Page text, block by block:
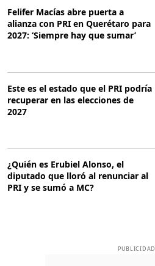
Felifer Macías abre puerta a
alianza con PRI en Querétaro para
2027: ‘Siempre hay que sumar’
Este es el estado que el PRI podría
recuperar en las elecciones de
2027
¿Quién es Erubiel Alonso, el
diputado que lloró al renunciar al
PRI y se sumó a MC?
PUBLICIDAD